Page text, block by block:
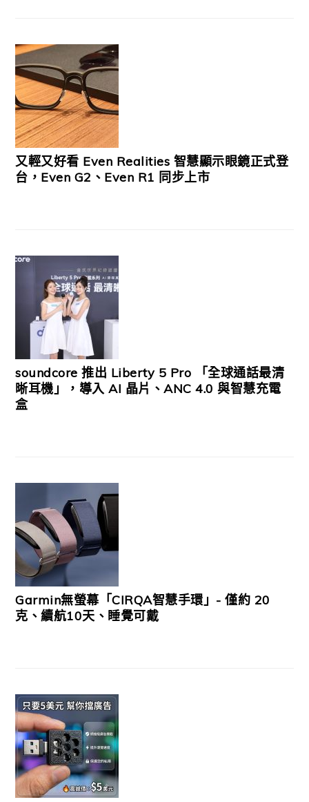
又輕又好看 Even Realities 智慧顯示眼鏡正式登
台，Even G2、Even R1 同步上市
soundcore 推出 Liberty 5 Pro 「全球通話最清
晰耳機」，導入 AI 晶片、ANC 4.0 與智慧充電
盒
Garmin無螢幕「CIRQA智慧手環」- 僅約 20
克、續航10天、睡覺可戴